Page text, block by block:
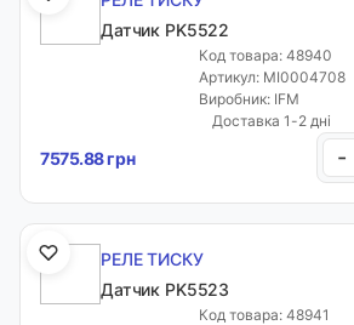
Датчик PK5522
Код товара: 48940
Артикул: MI0004708
Виробник: IFM
Доставка 1-2 дні
7575.88 грн -
РЕЛЕ ТИСКУ
Датчик PK5523
Код товара: 48941